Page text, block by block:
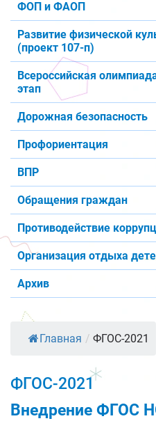
ФОП и ФАОП
Развитие физической
(проект 107-п)
Всероссийская
этап
Дорожная безопасность
Профориентация
ВПР
Обращения граждан
Противодействие
Организация отдыха
Архив
Главная / ФГОС-2021
ФГОС-2021
Внедрение ФГОС